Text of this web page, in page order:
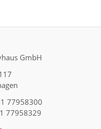
GmbH
77958300
77958329